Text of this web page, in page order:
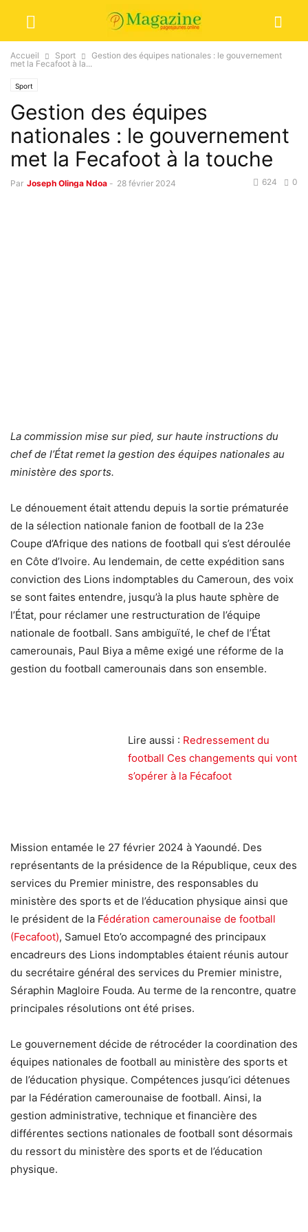
Accueil Sport
Gestion des équipes nationales : le gouvernement
met la Fecafoot à la...
Sport
Gestion des équipes
nationales : le gouvernement
met la Fecafoot à la touche
Par Joseph Olinga Ndoa - 28 février 2024 0
624
La commission mise sur pied, sur haute instructions du
chef de l’État remet la gestion des équipes nationales au
ministère des sports.
Le dénouement était attendu depuis la sortie prématurée
de la sélection nationale fanion de football de la 23e
Coupe d’Afrique des nations de football qui s’est déroulée
en Côte d’Ivoire. Au lendemain, de cette expédition sans
conviction des Lions indomptables du Cameroun, des voix
se sont faites entendre, jusqu’à la plus haute sphère de
l’État, pour réclamer une restructuration de l’équipe
nationale de football. Sans ambiguïté, le chef de l’État
camerounais, Paul Biya a même exigé une réforme de la
gestion du football camerounais dans son ensemble.
Lire aussi : Redressement du
football Ces changements qui vont
s’opérer à la Fécafoot
Mission entamée le 27 février 2024 à Yaoundé. Des
représentants de la présidence de la République, ceux des
services du Premier ministre, des responsables du
ministère des sports et de l’éducation physique ainsi que
le président de la Fédération camerounaise de football
(Fecafoot), Samuel Eto’o accompagné des principaux
encadreurs des Lions indomptables étaient réunis autour
du secrétaire général des services du Premier ministre,
Séraphin Magloire Fouda. Au terme de la rencontre, quatre
principales résolutions ont été prises.
Le gouvernement décide de rétrocéder la coordination des
équipes nationales de football au ministère des sports et
de l’éducation physique. Compétences jusqu’ici détenues
par la Fédération camerounaise de football. Ainsi, la
gestion administrative, technique et financière des
différentes sections nationales de football sont désormais
du ressort du ministère des sports et de l’éducation
physique.